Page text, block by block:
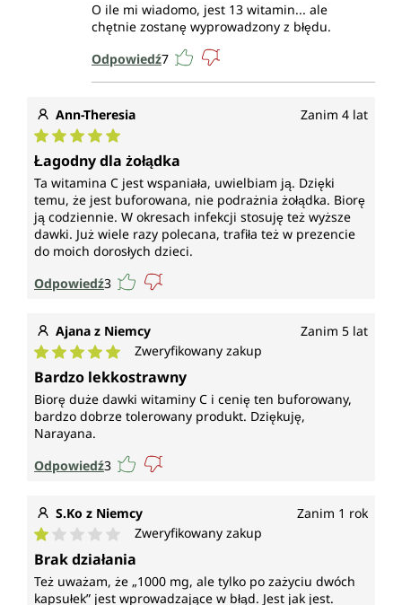
O ile mi wiadomo, jest 13 witamin... ale
chętnie zostanę wyprowadzony z błędu.
Odpowiedź7
Ann-Theresia Zanim 4 lat
Średnia ocena 5 z 5 gwiazdek
Łagodny dla żołądka
Ta witamina C jest wspaniała, uwielbiam ją. Dzięki
temu, że jest buforowana, nie podrażnia żołądka. Biorę
ją codziennie. W okresach infekcji stosuję też wyższe
dawki. Już wiele razy polecana, trafiła też w prezencie
do moich dorosłych dzieci.
Odpowiedź3
Ajana z Niemcy Zanim 5 lat
Średnia ocena 5 z 5 gwiazdek
Zweryfikowany zakup
Bardzo lekkostrawny
Biorę duże dawki witaminy C i cenię ten buforowany,
bardzo dobrze tolerowany produkt. Dziękuję,
Narayana.
Odpowiedź3
S.Ko z Niemcy Zanim 1 rok
Średnia ocena 1 z 5 gwiazdek
Zweryfikowany zakup
Brak działania
Też uważam, że „1000 mg, ale tylko po zażyciu dwóch
kapsułek” jest wprowadzające w błąd. Jest jak jest.